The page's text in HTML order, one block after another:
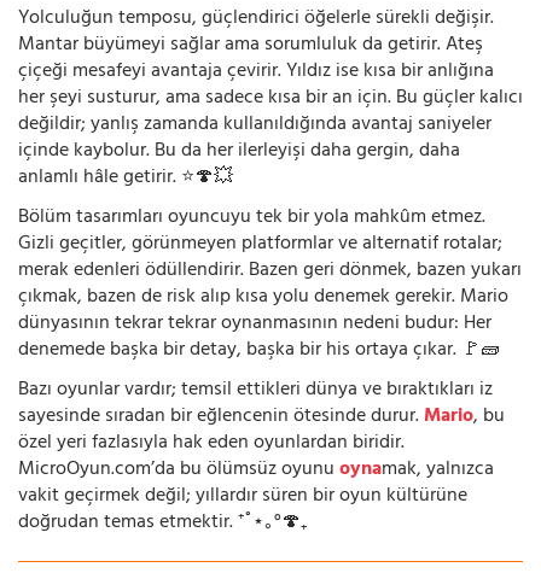
Yolculuğun temposu, güçlendirici öğelerle sürekli değişir.
Mantar büyümeyi sağlar ama sorumluluk da getirir. Ateş
çiçeği mesafeyi avantaja çevirir. Yıldız ise kısa bir anlığına
her şeyi susturur, ama sadece kısa bir an için. Bu güçler kalıcı
değildir; yanlış zamanda kullanıldığında avantaj saniyeler
içinde kaybolur. Bu da her ilerleyişi daha gergin, daha
anlamlı hâle getirir. ⭐🍄💥
Bölüm tasarımları oyuncuyu tek bir yola mahkûm etmez.
Gizli geçitler, görünmeyen platformlar ve alternatif rotalar;
merak edenleri ödüllendirir. Bazen geri dönmek, bazen yukarı
çıkmak, bazen de risk alıp kısa yolu denemek gerekir. Mario
dünyasının tekrar tekrar oynanmasının nedeni budur: Her
denemede başka bir detay, başka bir his ortaya çıkar. 🚩🧱
Bazı oyunlar vardır; temsil ettikleri dünya ve bıraktıkları iz
sayesinde sıradan bir eğlencenin ötesinde durur.Mario, bu
özel yeri fazlasıyla hak eden oyunlardan biridir.
MicroOyun.com’da bu ölümsüz oyunuoynamak, yalnızca
vakit geçirmek değil; yıllardır süren bir oyun kültürüne
doğrudan temas etmektir. ⁺˚⋆｡°🍄₊